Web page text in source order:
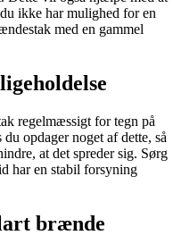
ikke har mulighed for en
med en gammel
regelmæssigt for tegn på
opdager noget af dette, så
at det spreder sig. Sørg
har en stabil forsyning
brænde